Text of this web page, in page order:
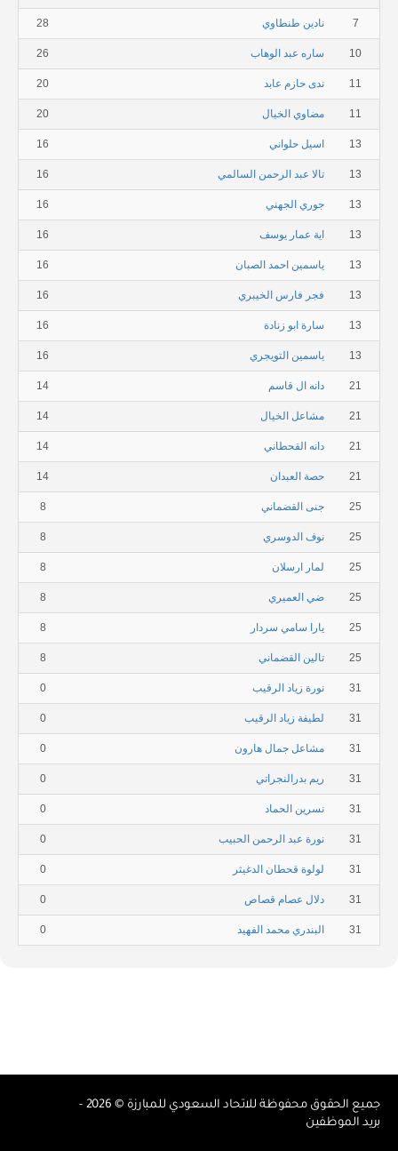
7 نادين طنطاوي 28
10 ساره عبد الوهاب 26
11 ندى حازم عابد 20
11 مضاوي الخيال 20
13 اسيل حلواني 16
13 تالا عبد الرحمن السالمي 16
13 جوري الجهني 16
13 اية عمار يوسف 16
13 ياسمين احمد الصبان 16
13 فجر فارس الخيبري 16
13 سارة ابو زنادة 16
13 ياسمين التويجري 16
21 دانه ال قاسم 14
21 مشاعل الخيال 14
21 دانه القحطاني 14
21 حصة العبدان 14
25 جنى القضماني 8
25 نوف الدوسري 8
25 لمار ارسلان 8
25 ضي العميري 8
25 يارا سامي سردار 8
25 تالين القضماني 8
31 نورة زياد الرقيب 0
31 لطيفة زياد الرقيب 0
31 مشاعل جمال هارون 0
31 ريم بدرالنجراتي 0
31 نسرين الحماد 0
31 نورة عبد الرحمن الحبيب 0
31 لولوة قحطان الدغيثر 0
31 دلال عصام قصاص 0
31 البندري محمد الفهيد 0
جميع الحقوق محفوظة للاتحاد السعودي للمبارزة © 2026 -
بريد الموظفين